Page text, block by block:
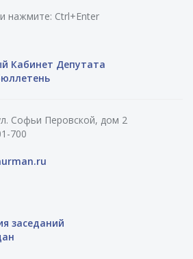
нажмите: Ctrl+Enter
Кабинет Депутата
Софьи Перовской, дом 2
700
заседаний